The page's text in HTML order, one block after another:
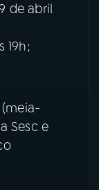
de abril
19h;
(meia-
Sesc e